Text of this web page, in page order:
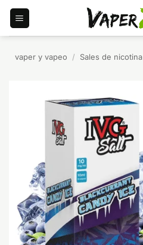
Saltar
contenido
vaper y vapeo / Sales de nicotina